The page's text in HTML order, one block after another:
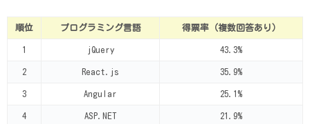
順位 プログラミング言語 得票率（複数回答あり）
1 jQuery 43.3%
2 React.js 35.9%
3 Angular 25.1%
4 ASP.NET 21.9%